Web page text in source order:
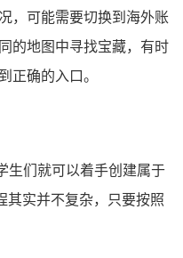
，可能需要切换到海外账
的地图中寻找宝藏，有时
正确的入口。
生们就可以着手创建属于
其实并不复杂，只要按照